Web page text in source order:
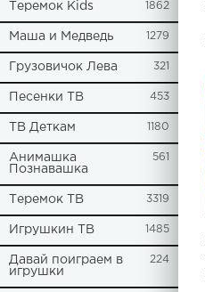
Теремок Kids 1862
Маша и Медведь 1279
Грузовичок Лева 321
Песенки ТВ 453
ТВ Деткам 1180
Анимашка
Познавашка
561
Теремок ТВ 3319
Игрушкин ТВ 1485
Давай поиграем в
игрушки
224